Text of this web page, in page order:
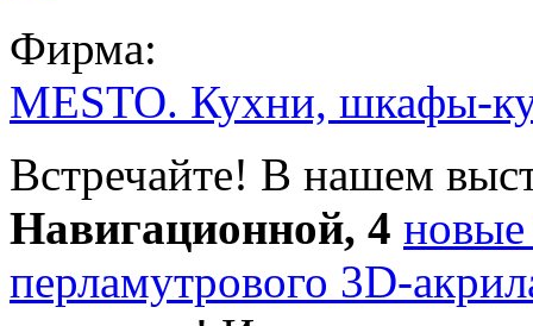
Фирма:
MESTO. Кухни, шкафы-
Встречайте! В нашем
Навигационной, 4
перламутрового 3D-